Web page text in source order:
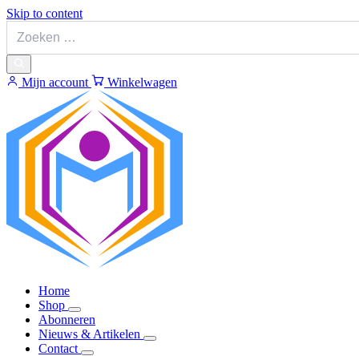
Skip to content
Mijn account Winkelwagen
Home
Shop
Abonneren
Nieuws & Artikelen
Contact